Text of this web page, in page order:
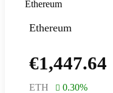
Ethereum
€1,447.64
ETH 0.30%